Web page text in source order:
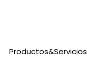
Productos&Servicios